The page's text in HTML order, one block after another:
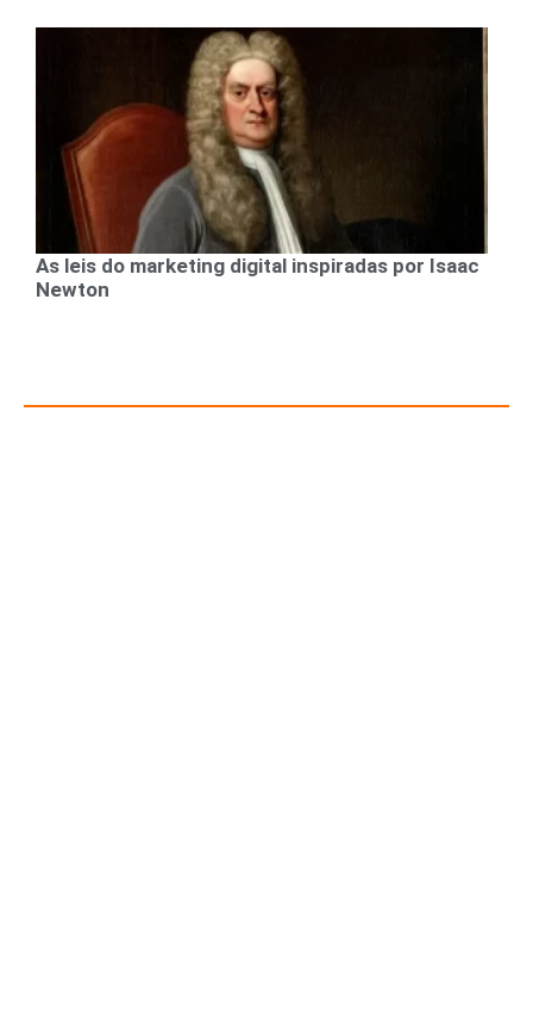
As leis do marketing digital inspiradas por Isaac
Newton